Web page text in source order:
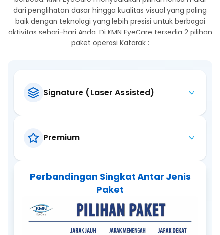
dari penglihatan dasar hingga kualitas visual yang paling
baik dengan teknologi yang lebih presisi untuk berbagai
aktivitas sehari-hari Anda. Di KMN EyeCare tersedia 2 pilihan
paket operasi Katarak :
Signature (Laser Assisted)
Premium
Perbandingan Singkat Antar Jenis
Paket